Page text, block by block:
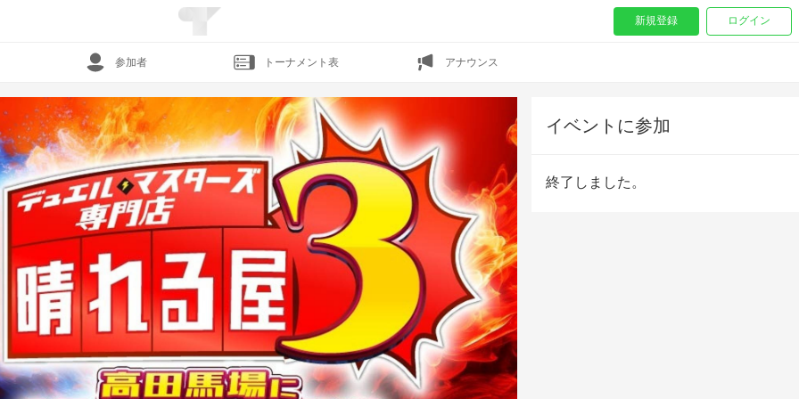
イベントに参加
終了しました。
参加者 トーナメント表 アナウンス
新規登録 ログイン